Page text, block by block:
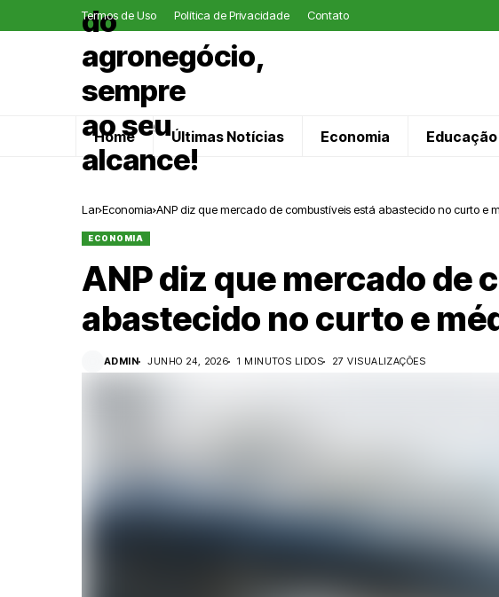
Termos de Uso Política de Privacidade Contato
Home Últimas Notícias Economia Educação
Lar Economia ANP diz que mercado de combustíveis está abastecido no curto e
ECONOMIA
ANP diz que mercado de
abastecido no curto e
ADMIN JUNHO 24, 2026 1 MINUTOS LIDOS 27 VISUALIZAÇÕES